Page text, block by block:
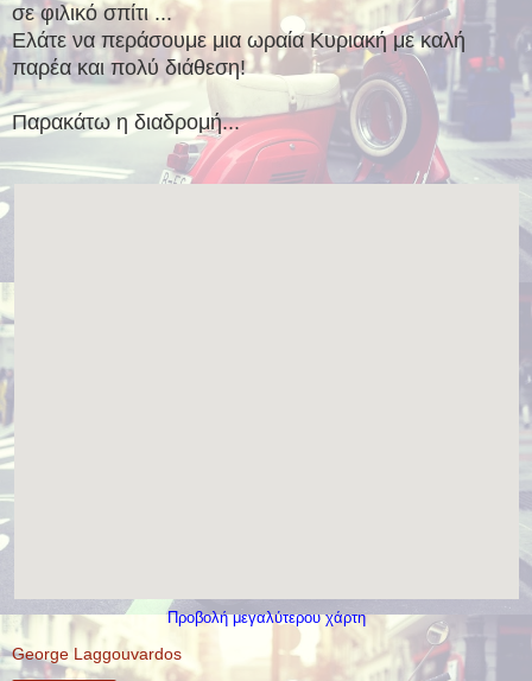
σε φιλικό σπίτι ...
Ελάτε να περάσουμε μια ωραία Κυριακή με καλή
παρέα και πολύ διάθεση!
Παρακάτω η διαδρομή...
Προβολή μεγαλύτερου χάρτη
George Laggouvardos